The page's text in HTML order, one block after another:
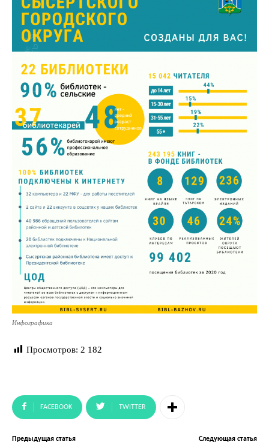
Инфографика
Просмотров: 2 182
FACEBOOK TWITTER
Предыдущая статья Следующая статья